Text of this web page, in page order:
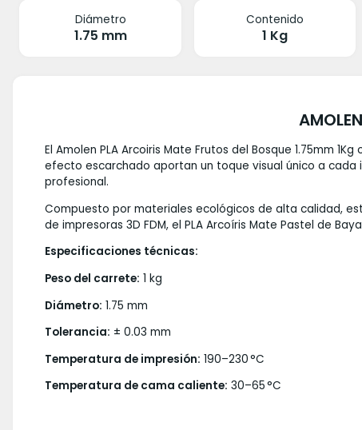
Diámetro
1.75 mm
Contenido
1 Kg
El Amolen PLA Arcoiris Mate Frutos del Bosque 1.75mm
efecto escarchado aportan un toque visual único a
profesional.
Compuesto por materiales ecológicos de alta calidad,
de impresoras 3D FDM, el PLA Arcoíris Mate Pastel de
Especificaciones técnicas:
Peso del carrete: 1 kg
Diámetro: 1.75 mm
Tolerancia: ± 0.03 mm
Temperatura de impresión: 190–230 °C
Temperatura de cama caliente: 30–65 °C